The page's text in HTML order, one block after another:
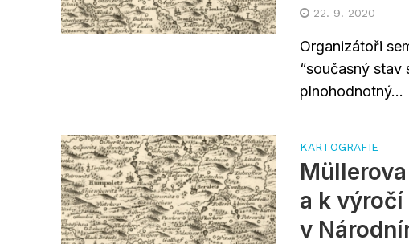
22. 9. 2020
Organizátoři
“současný stav
plnohodnotný...
KARTOGRAFIE
a k
v